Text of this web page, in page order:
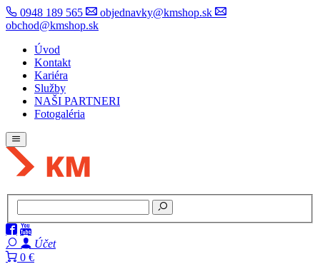
0948 189 565
objednavky@kmshop.sk
obchod@kmshop.sk
Úvod
Kontakt
Kariéra
Služby
NAŠI PARTNERI
Fotogaléria
Účet
0 €